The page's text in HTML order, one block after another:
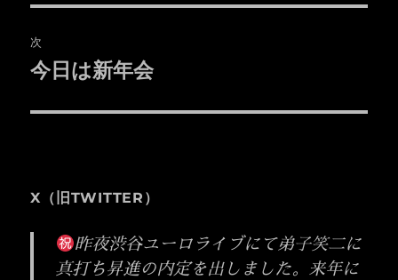
ビ
ゲ
ー
投
稿:
次
次
投
今日は新年会
X（旧TWITTER）
昨夜渋谷ユーロライブにて弟子笑二に
真打ち昇進の内定を出しました。来年に